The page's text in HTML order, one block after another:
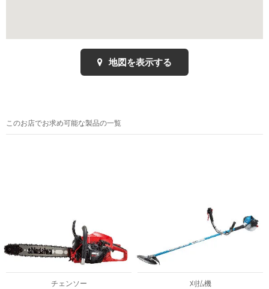
地図を表示する
このお店でお求め可能な製品の一覧
チェンソー 刈払機